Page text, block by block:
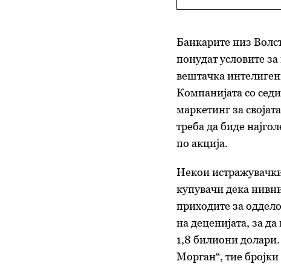
Банкарите низ
понудат условите
вештачка
Компанијата со
маркетинг за
треба да биде
по акција.
Некои
купувачи дека
приходите за
на деценијата, за
1,8 билиони
Морган“, тие